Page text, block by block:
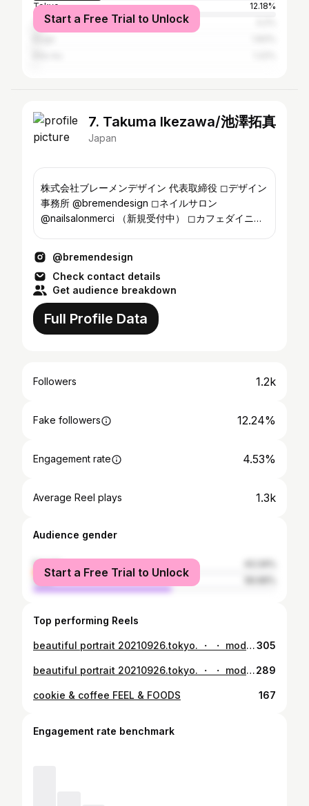
Tokyo
12.18%
YukiStart a Free Trial to Unlock
7. Takuma Ikezawa/池澤拓真
Japan
株式会社ブレーメンデザイン 代表取締役 ◻︎デザイン
事務所 @bremendesign ◻︎ネイルサロン
@nailsalonmerci （新規受付中） ◻︎カフェダイニン
@bremendesign
Check contact details
Get audience breakdown
Full Profile Data
Followers 1.2k
Fake followers 12.24%
Engagement rate 4.53%
Average Reel plays 1.3k
Audience gender
female
male
Start a Free Trial to Unlock
Top performing Reels
beautiful portrait 20210926.tokyo. ・ ・ model ann photo takuma in tokyo. #japanesegirl #japaneseculture #beautifulpeople #beautifuljapan #portraitphotography #portraitmodel #情景 #情景ポートレート #shinya写真教室 #美しい女性 #ポートレート写真 #ポートレート撮影 #ポートレートモデル #ポートレートセクション #ig_japan #東京カメラ部 #色気 #レンズ越しの私の世界 #フィルム部 #奇跡の一枚305
beautiful portrait 20210926.tokyo. ・ ・ model ann photo takuma in tokyo. #japanesegirl #japaneseculture #beautifulpeople #beautifuljapan #portraitphotography #portraitmodel #情景 #情景ポートレート #shinya写真教室 #美しい女性 #ポートレート写真 #ポートレート撮影 #ポートレートモデル #ポートレートセクション #ig_japan #東京カメラ部 #色気 #レンズ越しの私の世界 #フィルム部 #奇跡の一枚 #私が撮りたかった女優展289
cookie & coffee FEEL & FOODS 167
Engagement rate benchmark